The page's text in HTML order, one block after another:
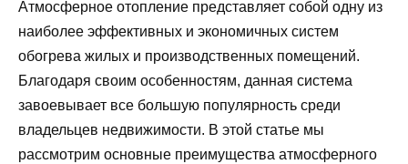
Атмосферное отопление представляет собой одну из
наиболее эффективных и экономичных систем
обогрева жилых и производственных помещений.
Благодаря своим особенностям, данная система
завоевывает все большую популярность среди
владельцев недвижимости. В этой статье мы
рассмотрим основные преимущества атмосферного